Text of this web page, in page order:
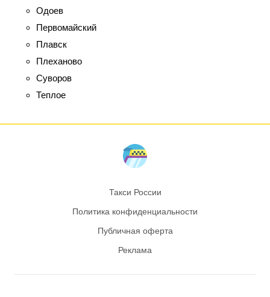
Одоев
Первомайский
Плавск
Плеханово
Суворов
Теплое
Такси России
Политика конфиденциальности
Публичная оферта
Реклама